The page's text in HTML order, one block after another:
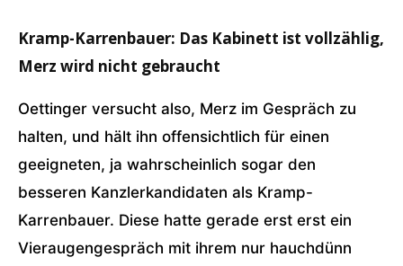
Kramp-Karrenbauer: Das Kabinett ist vollzählig,
Merz wird nicht gebraucht
Oettinger versucht also, Merz im Gespräch zu
halten, und hält ihn offensichtlich für einen
geeigneten, ja wahrscheinlich sogar den
besseren Kanzlerkandidaten als Kramp-
Karrenbauer. Diese hatte gerade erst erst ein
Vieraugengespräch mit ihrem nur hauchdünn